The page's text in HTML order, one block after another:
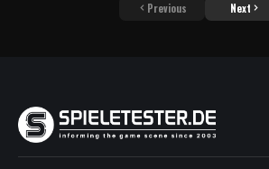
Previous Next